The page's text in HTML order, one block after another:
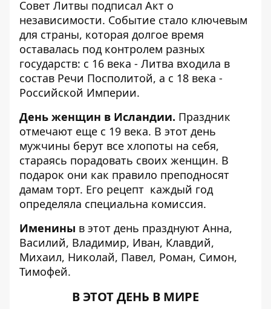
Совет Литвы подписал Акт о
независимости. Событие стало ключевым
для страны, которая долгое время
оставалась под контролем разных
государств: с 16 века - Литва входила в
состав Речи Посполитой, а с 18 века -
Российской Империи.
День женщин в Исландии. Праздник
отмечают еще с 19 века. В этот день
мужчины берут все хлопоты на себя,
стараясь порадовать своих женщин. В
подарок они как правило преподносят
дамам торт. Его рецепт каждый год
определяла специальна комиссия.
Именины в этот день празднуют Анна,
Василий, Владимир, Иван, Клавдий,
Михаил, Николай, Павел, Роман, Симон,
Тимофей.
В ЭТОТ ДЕНЬ В МИРЕ